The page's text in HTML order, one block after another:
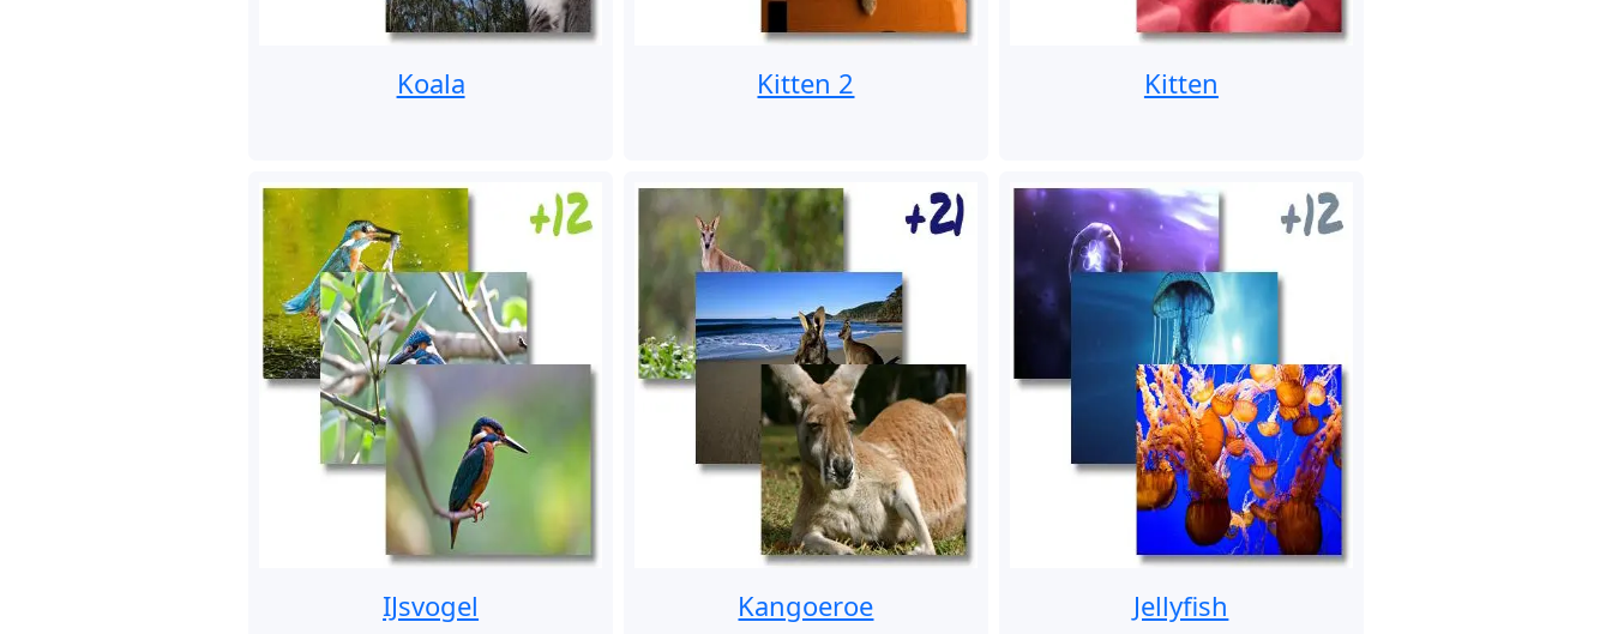
Koala Kitten 2 Kitten
IJsvogel Kangoeroe Jellyfish